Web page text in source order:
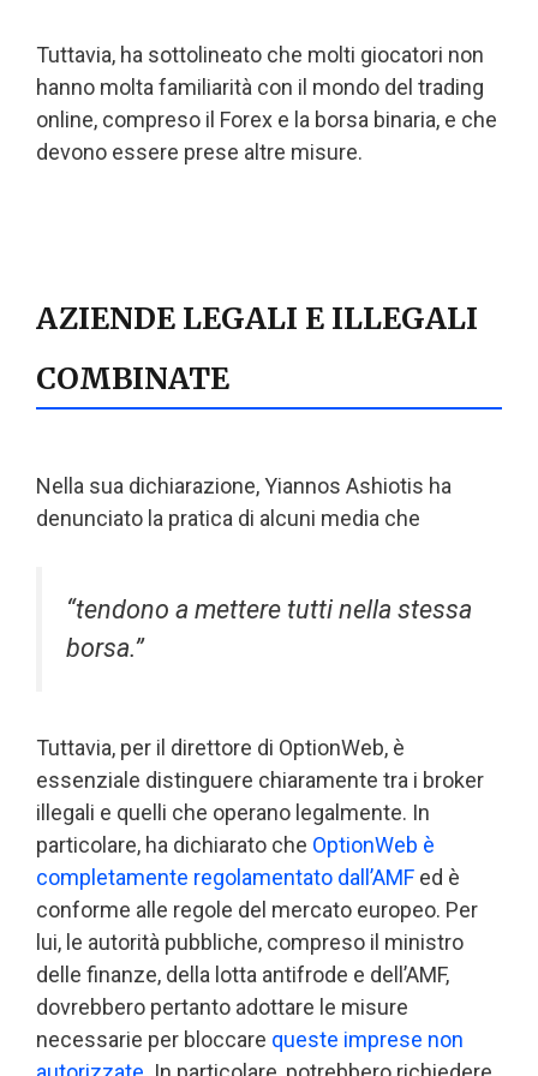
Tuttavia, ha sottolineato che molti giocatori non
hanno molta familiarità con il mondo del trading
online, compreso il Forex e la borsa binaria, e che
devono essere prese altre misure.
AZIENDE LEGALI E ILLEGALI
COMBINATE
Nella sua dichiarazione, Yiannos Ashiotis ha
denunciato la pratica di alcuni media che
“tendono a mettere tutti nella stessa
borsa.”
Tuttavia, per il direttore di OptionWeb, è
essenziale distinguere chiaramente tra i broker
illegali e quelli che operano legalmente. In
particolare, ha dichiarato che OptionWeb è
completamente regolamentato dall’AMF ed è
conforme alle regole del mercato europeo. Per
lui, le autorità pubbliche, compreso il ministro
delle finanze, della lotta antifrode e dell’AMF,
dovrebbero pertanto adottare le misure
necessarie per bloccare queste imprese non